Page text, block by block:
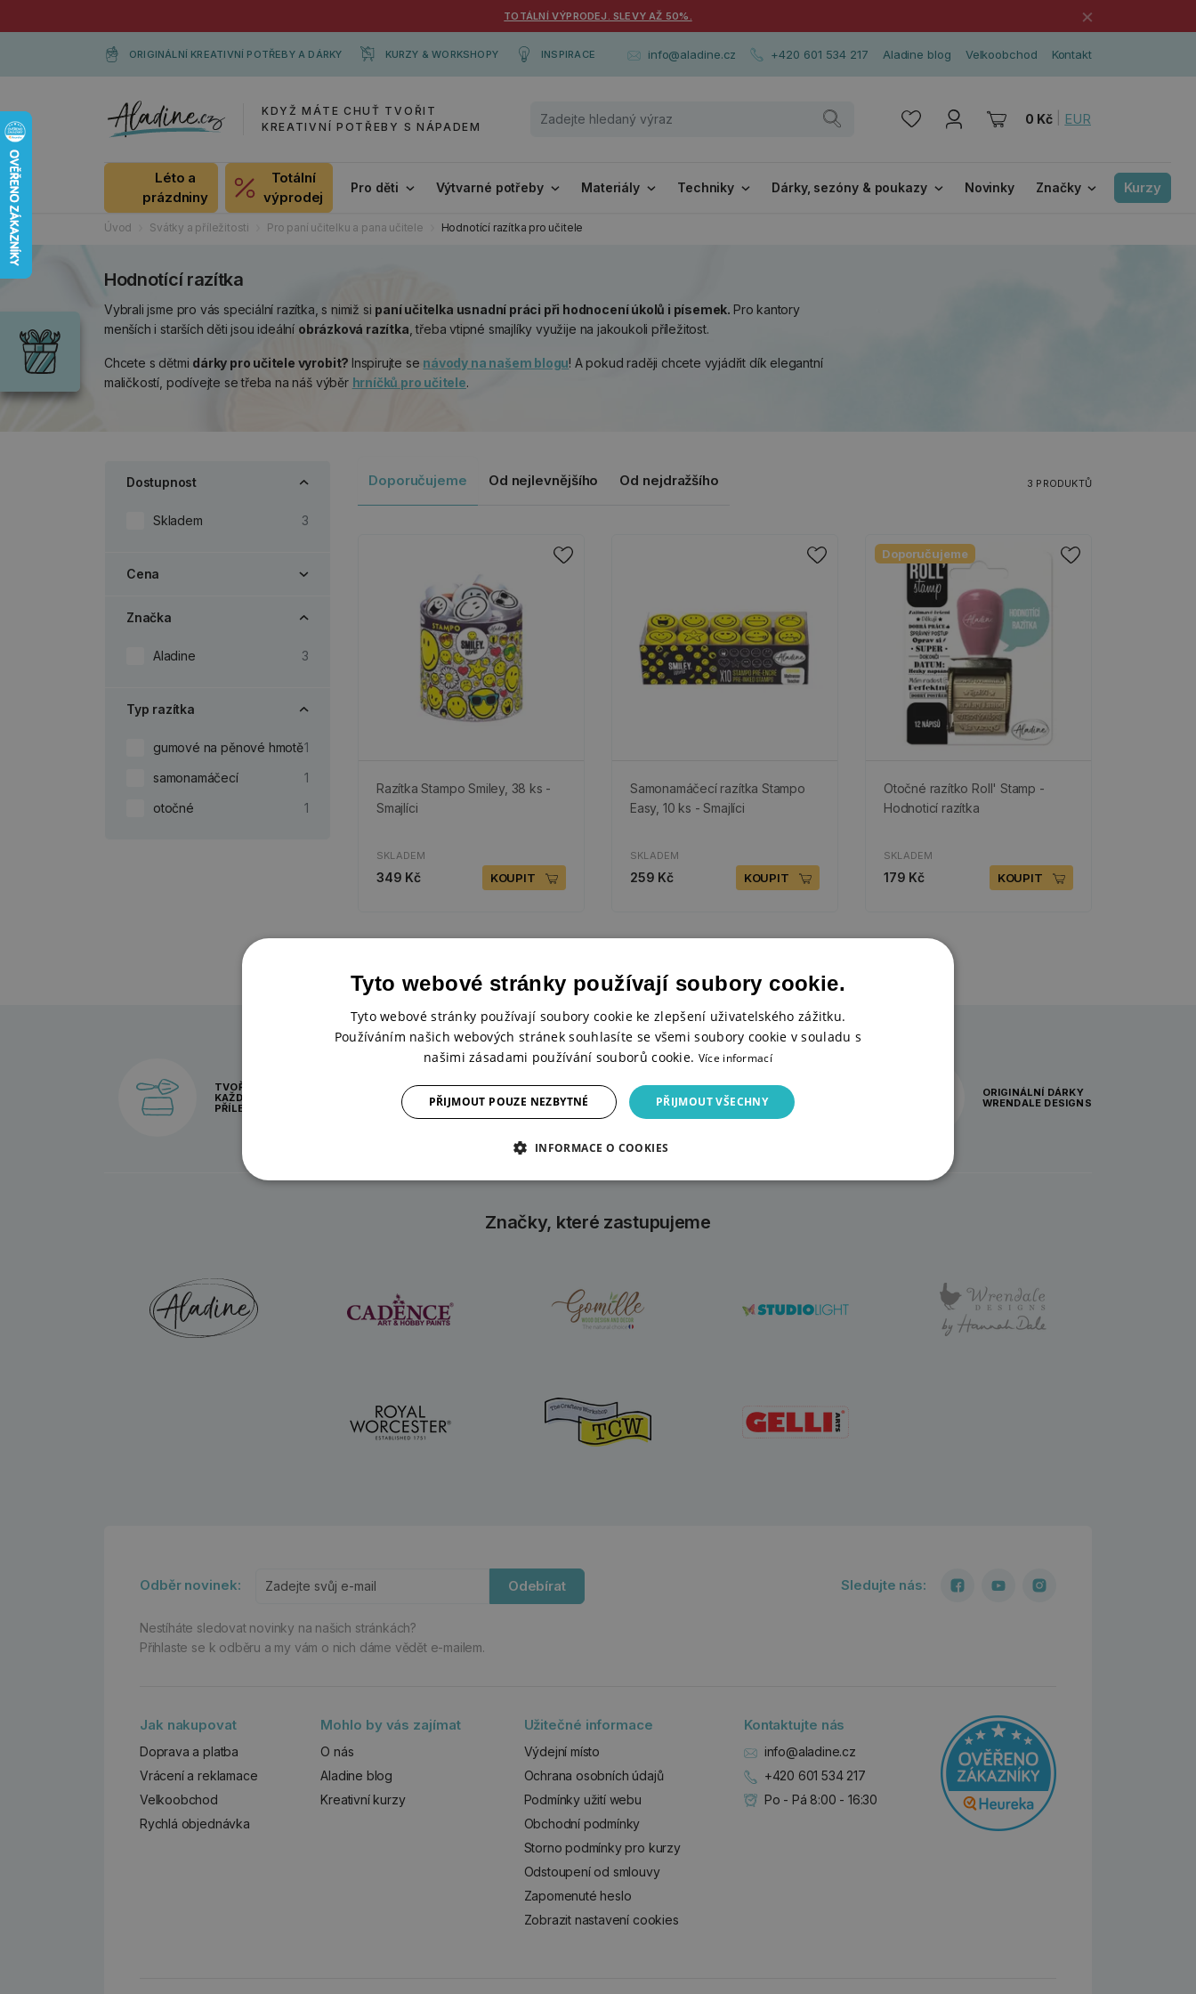
TOTÁLNÍ VÝPRODEJ. SLEVY AŽ 50%. ×
ORIGINÁLNÍ KREATIVNÍ POTŘEBY A DÁRKY KURZY & WORKSHOPY INSPIRACE info@aladine.cz +420 601 534 217 Aladine blog Velkoobchod Kontakt
KDYŽ MÁTE CHUŤ TVOŘIT
KREATIVNÍ POTŘEBY S NÁPADEM
0 Kč EUR
Léto a
prázdniny
Totální
výprodej
Pro děti Výtvarné potřeby Materiály Techniky Dárky, sezóny & poukazy Novinky Značky Kurzy
Úvod Svátky a příležitosti Pro paní učitelku a pana učitele Hodnotící razítka pro učitele
Hodnotící razítka
Vybrali jsme pro vás speciální razítka, s nimiž si paní učitelka usnadní práci při hodnocení úkolů i písemek. Pro kantory
menších i starších děti jsou ideální obrázková razítka , třeba vtipné smajlíky využije na jakoukoli příležitost.
Chcete s dětmi dárky pro učitele vyrobit? Inspirujte se návody na našem blogu! A pokud raději chcete vyjádřit dík elegantní
maličkostí, podívejte se třeba na náš výběr hrníčků pro učitele.
Dostupnost
Skladem 3
Cena
Značka
Aladine 3
Typ razítka
gumové na pěnové hmotě1
samonamáčecí
1
otočné
1
Doporučujeme Od nejlevnějšího Od nejdražšího 3 PRODUKTŮ
Razítka Stampo Smiley, 38 ks -
Smajlíci
SKLADEM
349 Kč KOUPIT
Samonamáčecí razítka Stampo
Easy, 10 ks - Smajlíci
SKLADEM
259 Kč KOUPIT
Doporučujeme
Otočné razítko Roll' Stamp -
Hodnoticí razítka
SKLADEM
179 Kč KOUPIT
TVOŘENÍ PRO
KAŽDOU
PŘÍLEŽITOST
INSPIRACE
A JEDNODUCHÉ
NÁVODY
KURZY PRO
TVOŘIVÉ
ORIGINÁLNÍ DÁRKY
WRENDALE DESIGNS
Značky, které zastupujeme
Odběr novinek: Odebírat
Nestíháte sledovat novinky na našich stránkách?
Přihlaste se k odběru a my vám o nich dáme vědět e-mailem.
Sledujte nás:
Jak nakupovat
Doprava a platba
Vrácení a reklamace
Velkoobchod
Rychlá objednávka
Mohlo by vás zajímat
O nás
Aladine blog
Kreativní kurzy
Užitečné informace
Výdejní místo
Ochrana osobních údajů
Podmínky užití webu
Obchodní podmínky
Storno podmínky pro kurzy
Odstoupení od smlouvy
Zapomenuté heslo
Zobrazit nastavení cookies
Kontaktujte nás
info@aladine.cz
+420 601 534 217
Po - Pá 8:00 - 16:30
Dárky
Wrendale
Radost pro
každou
Tyto webové stránky používají soubory cookie.
Tyto webové stránky používají soubory cookie ke zlepšení uživatelského zážitku.
Používáním našich webových stránek souhlasíte se všemi soubory cookie v souladu s
našimi zásadami používání souborů cookie. Více informací
PŘIJMOUT VŠECHNY
PŘIJMOUT POUZE NEZBYTNÉ
INFORMACE O COOKIES